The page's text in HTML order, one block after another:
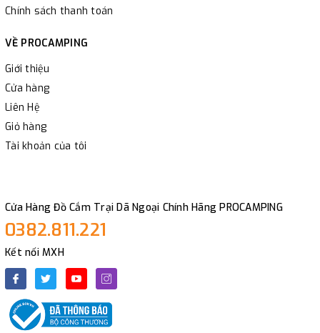
Chính sách thanh toán
VỀ PROCAMPING
Giới thiệu
Cửa hàng
Liên Hệ
Giỏ hàng
Tài khoản của tôi
Cửa Hàng Đồ Cắm Trại Dã Ngoại Chính Hãng PROCAMPING
0382.811.221
Kết nối MXH